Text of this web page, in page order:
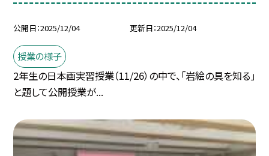
公開日 2025/12/04 更新日 2025/12/04
授業の様子
2年生の日本画実習授業（11/26）の中で、「岩絵の具を知る」
と題して公開授業が...